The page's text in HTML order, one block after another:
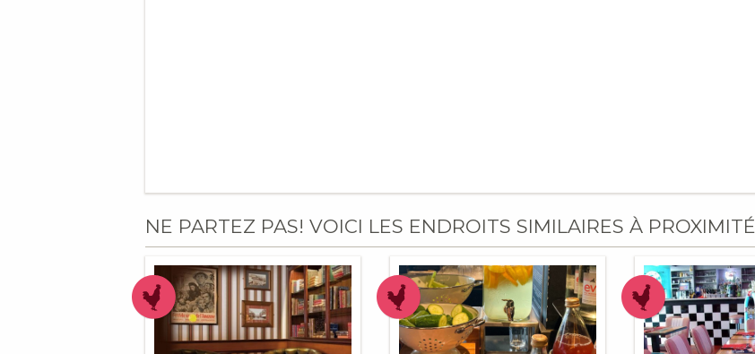
NE PARTEZ PAS! VOICI LES ENDROITS SIMILAIRES À PROXIMITÉ